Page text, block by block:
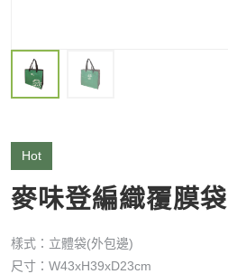
Hot
麥味登編織覆膜袋
樣式：立體袋(外包邊)
尺寸：W43xH39xD23cm